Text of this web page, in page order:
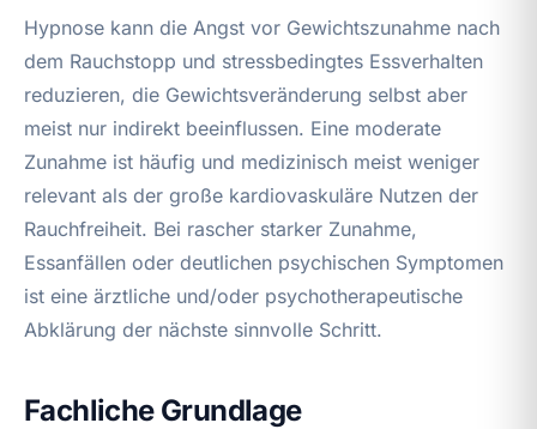
Hypnose kann die Angst vor Gewichtszunahme nach
dem Rauchstopp und stressbedingtes Essverhalten
reduzieren, die Gewichtsveränderung selbst aber
meist nur indirekt beeinflussen. Eine moderate
Zunahme ist häufig und medizinisch meist weniger
relevant als der große kardiovaskuläre Nutzen der
Rauchfreiheit. Bei rascher starker Zunahme,
Essanfällen oder deutlichen psychischen Symptomen
ist eine ärztliche und/oder psychotherapeutische
Abklärung der nächste sinnvolle Schritt.
Fachliche Grundlage